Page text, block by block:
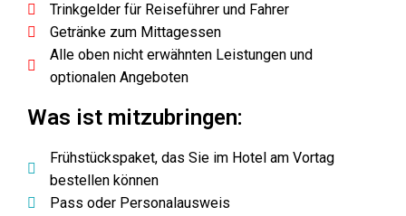
Trinkgelder für Reiseführer und Fahrer
Getränke zum Mittagessen
Alle oben nicht erwähnten Leistungen und
optionalen Angeboten
Was ist mitzubringen:
Frühstückspaket, das Sie im Hotel am Vortag
bestellen können
Pass oder Personalausweis